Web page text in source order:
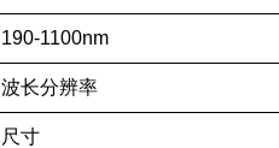
190-1100nm
波长分辨率
尺寸